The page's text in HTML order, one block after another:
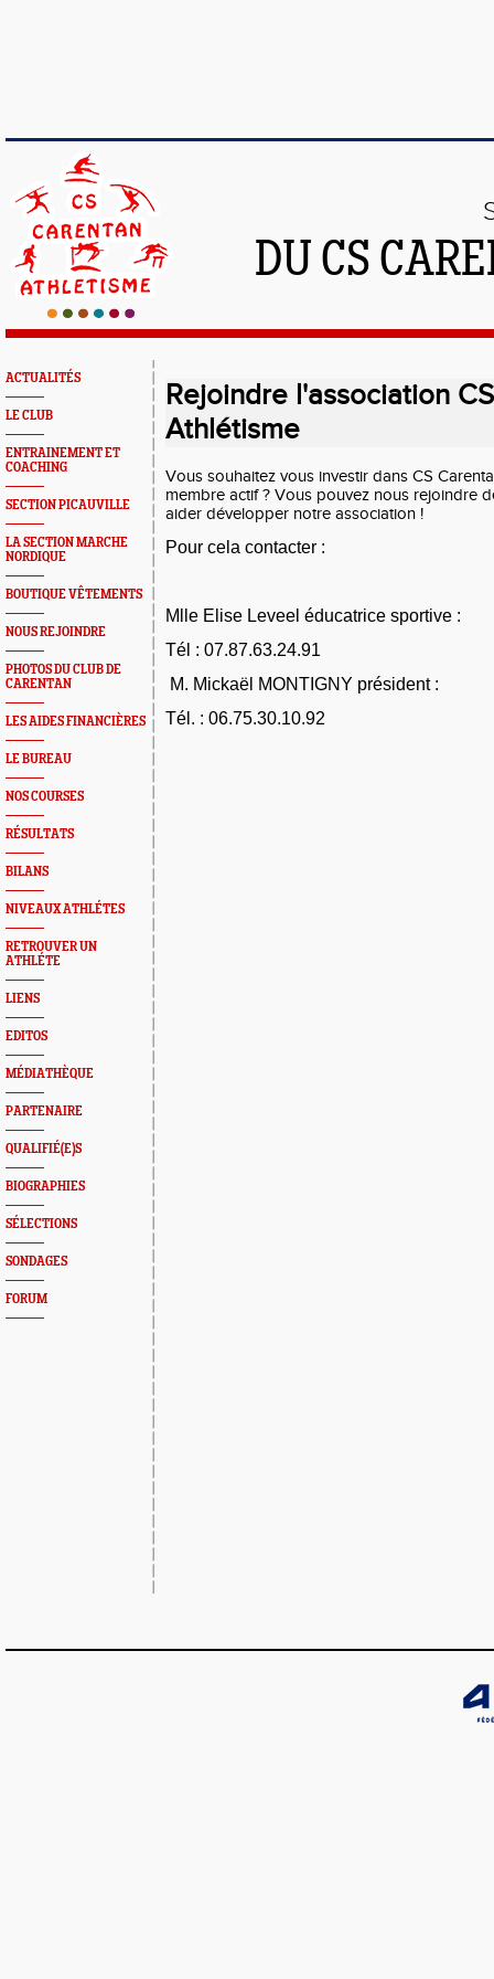
DU CS
ACTUALITÉS
LE CLUB
ENTRAINEMENT ET
COACHING
SECTION PICAUVILLE
LA SECTION MARCHE
NORDIQUE
BOUTIQUE VÊTEMENTS
NOUS REJOINDRE
PHOTOS DU CLUB DE
CARENTAN
LES AIDES FINANCIÈRES
LE BUREAU
NOS COURSES
RÉSULTATS
BILANS
NIVEAUX ATHLÉTES
RETROUVER UN
ATHLÉTE
LIENS
EDITOS
MÉDIATHÈQUE
PARTENAIRE
QUALIFIÉ(E)S
BIOGRAPHIES
SÉLECTIONS
SONDAGES
FORUM
Rejoindre l'association
Athlétisme
Vous souhaitez vous investir dans CS
membre actif ? Vous pouvez nous rejoindre
aider développer notre association !
Pour cela contacter :
Mlle Elise Leveel éducatrice sportive :
Tél : 07.87.63.24.91
M. Mickaël MONTIGNY président :
Tél. : 06.75.30.10.92